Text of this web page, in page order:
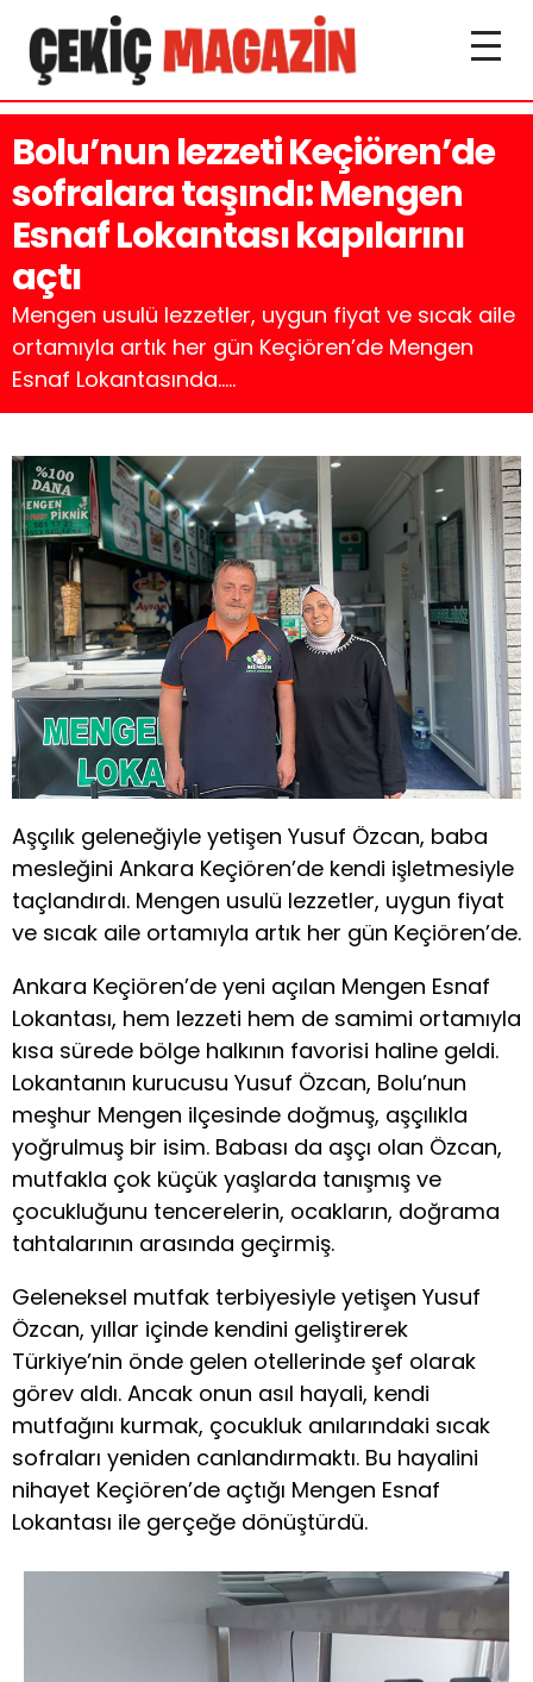
Bolu’nun lezzeti Keçiören’de
sofralara taşındı: Mengen
Esnaf Lokantası kapılarını
açtı
Mengen usulü lezzetler, uygun fiyat ve sıcak aile
ortamıyla artık her gün Keçiören’de Mengen
Esnaf Lokantasında.....
Aşçılık geleneğiyle yetişen Yusuf Özcan, baba
mesleğini Ankara Keçiören’de kendi işletmesiyle
taçlandırdı. Mengen usulü lezzetler, uygun fiyat
ve sıcak aile ortamıyla artık her gün Keçiören’de.
Ankara Keçiören’de yeni açılan Mengen Esnaf
Lokantası, hem lezzeti hem de samimi ortamıyla
kısa sürede bölge halkının favorisi haline geldi.
Lokantanın kurucusu Yusuf Özcan, Bolu’nun
meşhur Mengen ilçesinde doğmuş, aşçılıkla
yoğrulmuş bir isim. Babası da aşçı olan Özcan,
mutfakla çok küçük yaşlarda tanışmış ve
çocukluğunu tencerelerin, ocakların, doğrama
tahtalarının arasında geçirmiş.
Geleneksel mutfak terbiyesiyle yetişen Yusuf
Özcan, yıllar içinde kendini geliştirerek
Türkiye’nin önde gelen otellerinde şef olarak
görev aldı. Ancak onun asıl hayali, kendi
mutfağını kurmak, çocukluk anılarındaki sıcak
sofraları yeniden canlandırmaktı. Bu hayalini
nihayet Keçiören’de açtığı Mengen Esnaf
Lokantası ile gerçeğe dönüştürdü.